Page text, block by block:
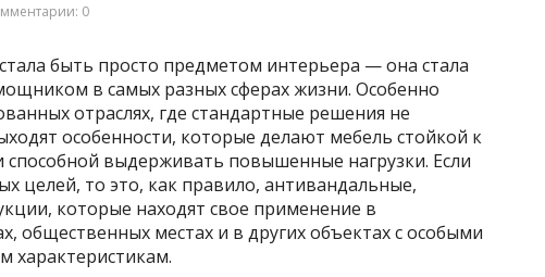
0
быть просто предметом интерьера — она стала
в самых разных сферах жизни. Особенно
отраслях, где стандартные решения не
особенности, которые делают мебель стойкой к
выдерживать повышенные нагрузки. Если
целей, то это, как правило, антивандальные,
которые находят свое применение в
общественных местах и в других объектах с особыми
характеристикам.